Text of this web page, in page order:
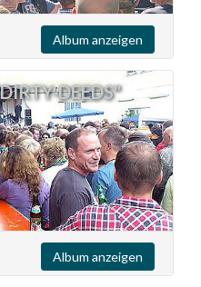
Album anzeigen
DEEDS"
Album anzeigen